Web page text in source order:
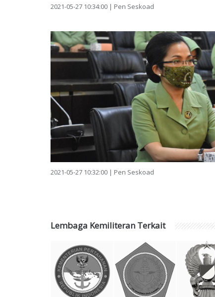
2021-05-27 10:34:00 | Pen Seskoad
2021-05-27 10:32:00 | Pen Seskoad
Lembaga Kemiliteran Terkait